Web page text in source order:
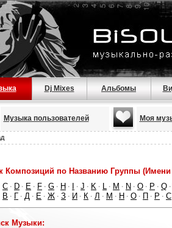
Dj Mixes Альбомы
Музыка пользователей Моя
Композиций по Названию Группы (Имени
C · D · E · F · G · H · · J · K · L · M · N · O · P · Q ·
В · Г · Д · Е · Ж · З · И · К · Л · М · Н · О · П · Р · С
Музыки: